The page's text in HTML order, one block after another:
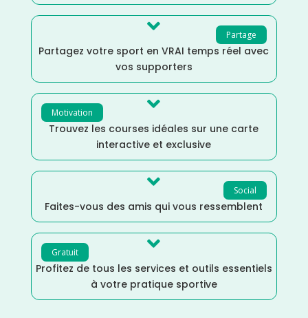
Partage

Partagez votre sport en VRAI temps réel avec
vos supporters
Motivation 
Trouvez les courses idéales sur une carte
interactive et exclusive
Social

Faites-vous des amis qui vous ressemblent
Gratuit 
Profitez de tous les services et outils essentiels
à votre pratique sportive